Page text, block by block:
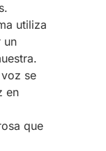
utiliza
un
se
en
que